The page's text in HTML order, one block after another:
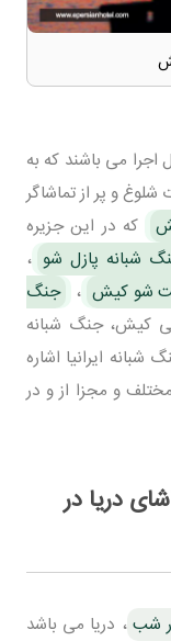
می باشند که به
شلوغ و پر از تماشاگر
که در این جزیره
شبانه پازل شو ،
شو کیش ، جنگ
کیش، جنگ شبانه
ایرانیا اشاره
و مجزا از و در
دریا در
شب ، دریا می باشد